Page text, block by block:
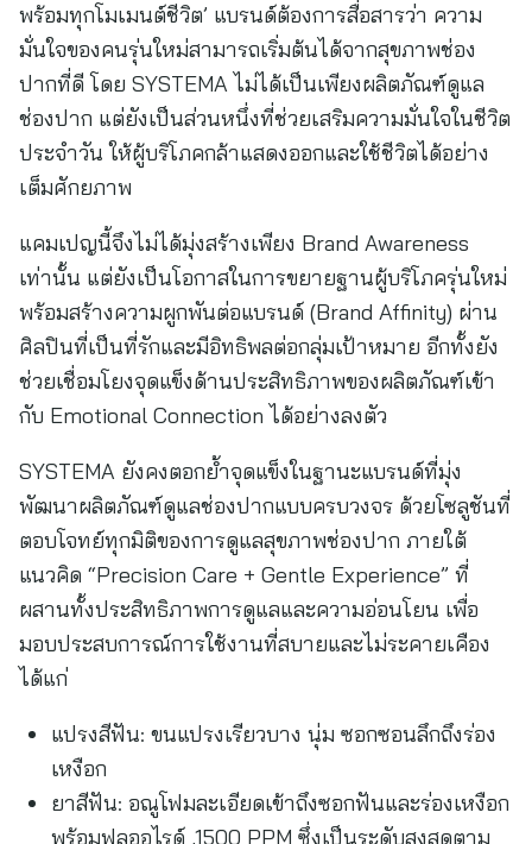
พร้อมทุกโมเมนต์ชีวิต’ แบรนด์ต้องการสื่อสารว่า ความ
มั่นใจของคนรุ่นใหม่สามารถเริ่มต้นได้จากสุขภาพช่อง
ปากที่ดี โดย SYSTEMA ไม่ได้เป็นเพียงผลิตภัณฑ์ดูแล
ช่องปาก แต่ยังเป็นส่วนหนึ่งที่ช่วยเสริมความมั่นใจในชีวิต
ประจำวัน ให้ผู้บริโภคกล้าแสดงออกและใช้ชีวิตได้อย่าง
เต็มศักยภาพ
แคมเปญนี้จึงไม่ได้มุ่งสร้างเพียง Brand Awareness
เท่านั้น แต่ยังเป็นโอกาสในการขยายฐานผู้บริโภครุ่นใหม่
พร้อมสร้างความผูกพันต่อแบรนด์ (Brand Affinity) ผ่าน
ศิลปินที่เป็นที่รักและมีอิทธิพลต่อกลุ่มเป้าหมาย อีกทั้งยัง
ช่วยเชื่อมโยงจุดแข็งด้านประสิทธิภาพของผลิตภัณฑ์เข้า
กับ Emotional Connection ได้อย่างลงตัว
SYSTEMA ยังคงตอกย้ำจุดแข็งในฐานะแบรนด์ที่มุ่ง
พัฒนาผลิตภัณฑ์ดูแลช่องปากแบบครบวงจร ด้วยโซลูชันที่
ตอบโจทย์ทุกมิติของการดูแลสุขภาพช่องปาก ภายใต้
แนวคิด “Precision Care + Gentle Experience” ที่
ผสานทั้งประสิทธิภาพการดูแลและความอ่อนโยน เพื่อ
มอบประสบการณ์การใช้งานที่สบายและไม่ระคายเคือง
ได้แก่
แปรงสีฟัน: ขนแปรงเรียวบาง นุ่ม ซอกซอนลึกถึงร่อง
เหงือก
ยาสีฟัน: อณูโฟมละเอียดเข้าถึงซอกฟันและร่องเหงือก
พร้อมฟลูออไรด์ ,1500 PPM ซึ่งเป็นระดับสูงสุดตาม